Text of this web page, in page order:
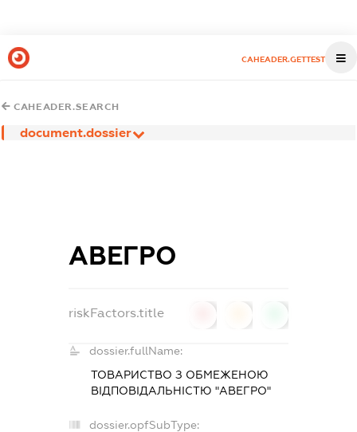
CAHEADER.GETTEST
CAHEADER.SEARCH
document.dossier
АВЕГРО
riskFactors.title
dossier.fullName:
ТОВАРИСТВО З ОБМЕЖЕНОЮ
ВІДПОВІДАЛЬНІСТЮ "АВЕГРО"
dossier.opfSubType: